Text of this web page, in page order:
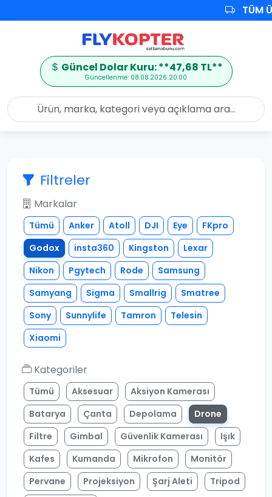
TÜM
Güncel Dolar Kuru: **47,68 TL**
Güncellenme: 08.08.2026 20:00
Filtreler
Markalar
Tümü Anker Atoll DJI Eye
FKpro
Godox
insta360 Kingston
Lexar
Nikon
Pgytech Rode
Samsung
Samyang
Sigma Smallrig
Smatree
Sony
Sunnylife Tamron
Telesin
Xiaomi
Kategoriler
Tümü Aksesuar
Aksiyon Kamerası
Batarya
Çanta Depolama
Drone
Filtre
Gimbal Güvenlik Kamerası
Işık
Kafes
Kumanda Mikrofon
Monitör
Pervane
Projeksiyon Şarj Aleti
Tripod